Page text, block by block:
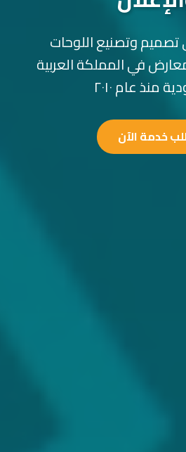
وتصنيع اللوحات
في المملكة العربية
منذ عام ٢٠١٠
خدمة الآن